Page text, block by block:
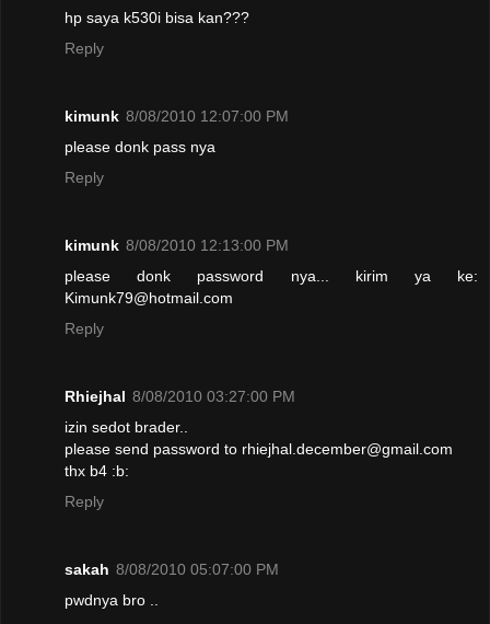
hp saya k530i bisa kan???
Reply
kimunk 8/08/2010 12:07:00 PM
please donk pass nya
Reply
kimunk 8/08/2010 12:13:00 PM
please donk password nya... kirim ya ke:
Kimunk79@hotmail.com
Reply
Rhiejhal 8/08/2010 03:27:00 PM
izin sedot brader..
please send password to rhiejhal.december@gmail.com
thx b4 :b:
Reply
sakah 8/08/2010 05:07:00 PM
pwdnya bro ..